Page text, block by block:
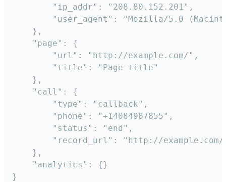
        "ip_addr": "208.80.152.201",
"user_agent": "Mozilla/5.0
    },
    "page": {
        "url": "http://example.com/",
        "title": "Page title"
    },
    "call": {
        "type": "callback",
        "phone": "+14084987855",
        "status": "end",
"record_url": "http://
    },
    "analytics": {}
}